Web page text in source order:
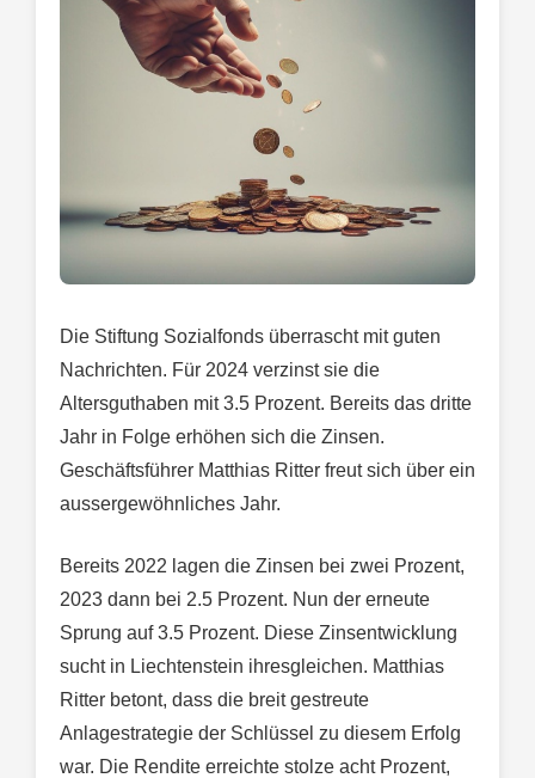
Die Stiftung Sozialfonds überrascht mit guten
Nachrichten. Für 2024 verzinst sie die
Altersguthaben mit 3.5 Prozent. Bereits das dritte
Jahr in Folge erhöhen sich die Zinsen.
Geschäftsführer Matthias Ritter freut sich über ein
aussergewöhnliches Jahr.
Bereits 2022 lagen die Zinsen bei zwei Prozent,
2023 dann bei 2.5 Prozent. Nun der erneute
Sprung auf 3.5 Prozent. Diese Zinsentwicklung
sucht in Liechtenstein ihresgleichen. Matthias
Ritter betont, dass die breit gestreute
Anlagestrategie der Schlüssel zu diesem Erfolg
war. Die Rendite erreichte stolze acht Prozent,